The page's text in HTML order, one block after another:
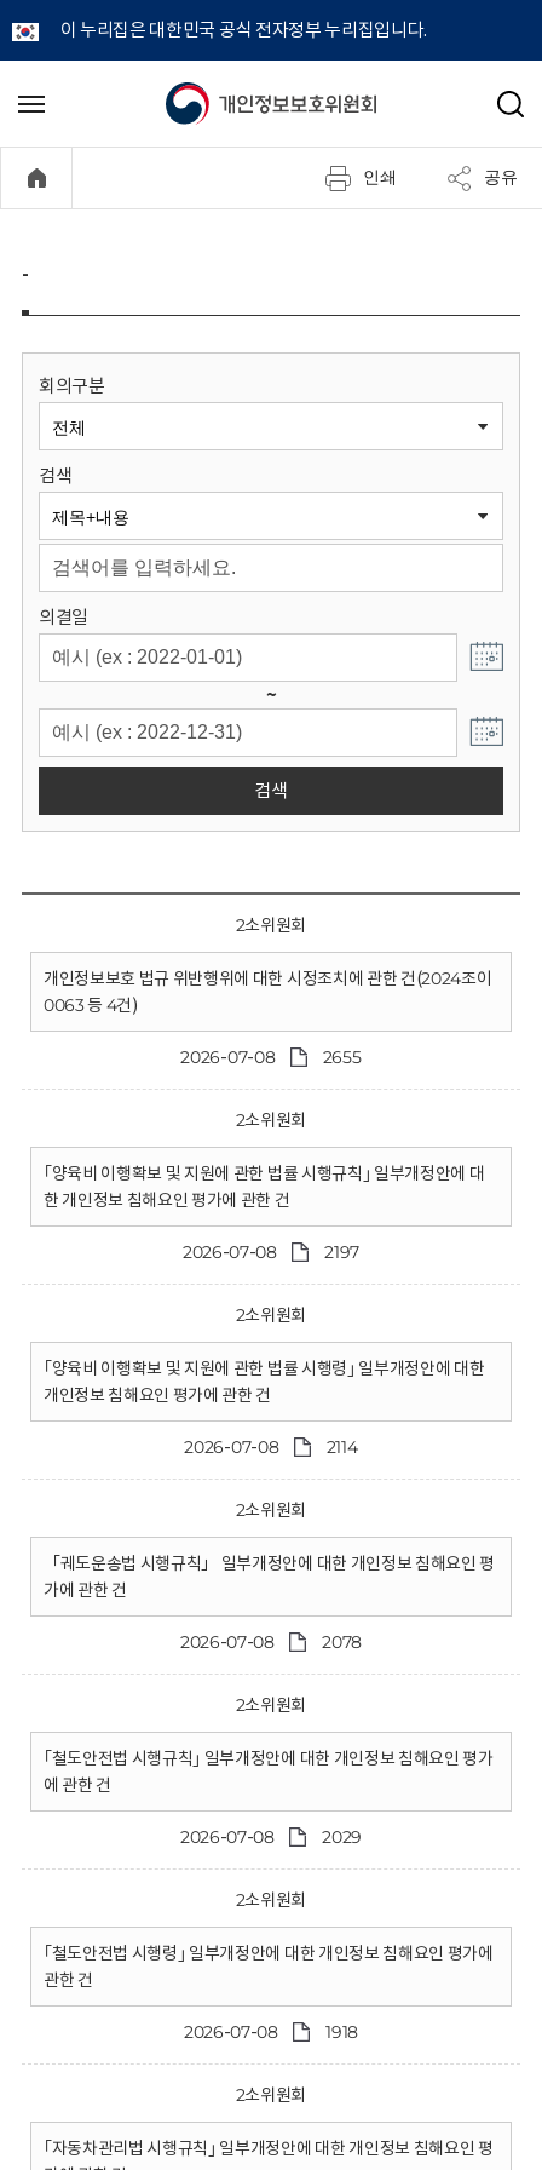
이 누리집은 대한민국 공식 전자정부 누리집입니다.
개
정
보
원
회
메
기
검
인쇄 공유
-
회의구분
검색
의결일
~
검색
2소위원회
개인정보보호 법규 위반행위에 대한 시정조치에 관한 건(2024조이
0063 등 4건)
2026-07-08 2655
2소위원회
｢양육비 이행확보 및 지원에 관한 법률 시행규칙｣ 일부개정안에 대
한 개인정보 침해요인 평가에 관한 건
2026-07-08 2197
2소위원회
｢양육비 이행확보 및 지원에 관한 법률 시행령｣ 일부개정안에 대한
개인정보 침해요인 평가에 관한 건
2026-07-08 2114
2소위원회
「궤도운송법 시행규칙」 일부개정안에 대한 개인정보 침해요인 평
가에 관한 건
2026-07-08 2078
2소위원회
｢철도안전법 시행규칙｣ 일부개정안에 대한 개인정보 침해요인 평가
에 관한 건
2026-07-08 2029
2소위원회
｢철도안전법 시행령｣ 일부개정안에 대한 개인정보 침해요인 평가에
관한 건
2026-07-08 1918
2소위원회
｢자동차관리법 시행규칙｣ 일부개정안에 대한 개인정보 침해요인 평